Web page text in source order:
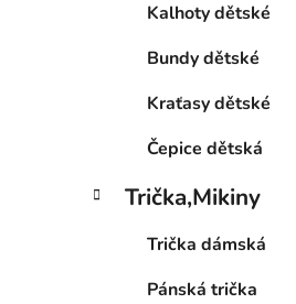
Kalhoty dětské
Bundy dětské
Kraťasy dětské
Čepice dětská
Trička,Mikiny
Trička dámská
Pánská trička